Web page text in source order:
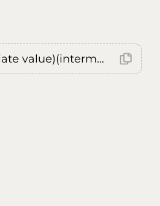
Error: (intermediate value)(intermediate value)(intermediate value).replaceAll is not a function